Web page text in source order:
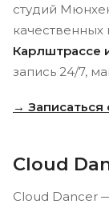
студий
Карлштрассе
запись 24/7,
→
Cloud
Cloud Dancer